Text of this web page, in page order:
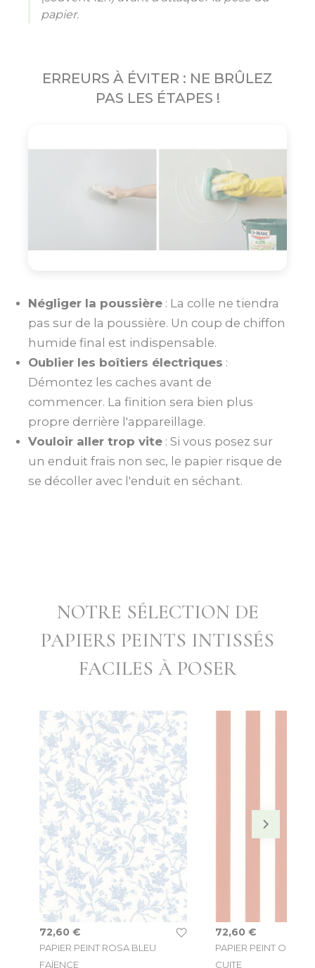
papier.
ERREURS À ÉVITER : NE BRÛLEZ
PAS LES ÉTAPES !
Négliger la poussière : La colle ne tiendra
pas sur de la poussière. Un coup de chiffon
humide final est indispensable.
Oublier les boîtiers électriques :
Démontez les caches avant de
commencer. La finition sera bien plus
propre derrière l'appareillage.
Vouloir aller trop vite : Si vous posez sur
un enduit frais non sec, le papier risque de
se décoller avec l'enduit en séchant.
NOTRE SÉLECTION DE
PAPIERS PEINTS INTISSÉS
FACILES À POSER
PAPIER PEINT ROSA BLEU
FAÏENCE
72,60 €
PAPIER PEINT
CUITE
72,60 €